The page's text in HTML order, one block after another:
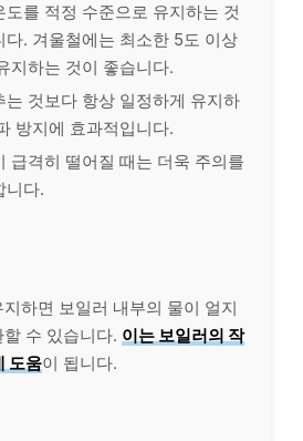
도를 적정 수준으로 유지하는 것
다. 겨울철에는 최소한 5도 이상
지하는 것이 좋습니다.
는 것보다 항상 일정하게 유지하
방지에 효과적입니다.
급격히 떨어질 때는 더욱 주의를
니다.
하면 보일러 내부의 물이 얼지
수 있습니다. 이는 보일러의 작
도움이 됩니다.